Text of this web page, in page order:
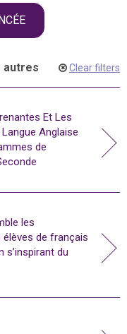
autres Clear filters
Et Les
Anglaise
de
les
de français
s’inspirant du